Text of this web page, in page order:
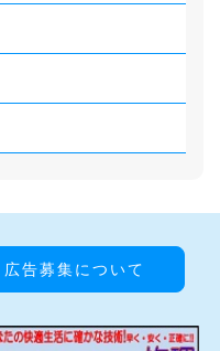
広告募集について